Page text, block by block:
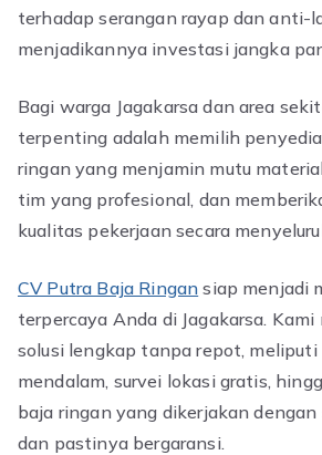
terhadap serangan rayap dan anti-
menjadikannya investasi jangka
Bagi warga Jagakarsa dan area
terpenting adalah memilih
ringan yang menjamin mutu
tim yang profesional, dan
kualitas pekerjaan secara
CV Putra Baja Ringan siap menjadi
terpercaya Anda di Jagakarsa.
solusi lengkap tanpa repot,
mendalam, survei lokasi gratis,
baja ringan yang dikerjakan
dan pastinya bergaransi.